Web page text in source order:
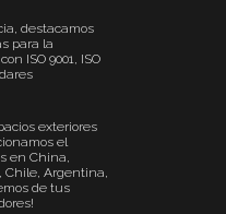
destacamos
para la
ISO 9001, ISO
exteriores
el
en China,
Chile, Argentina,
de tus